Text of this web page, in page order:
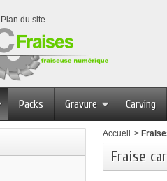
Plan du site
Packs Gravure Carving
Accueil >
Fraise